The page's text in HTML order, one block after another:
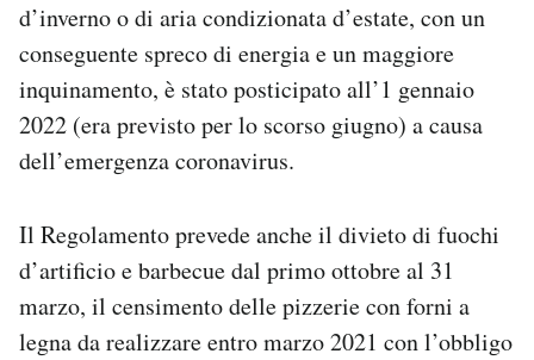
d’inverno o di aria condizionata d’estate, con un
conseguente spreco di energia e un maggiore
inquinamento, è stato posticipato all’1 gennaio
2022 (era previsto per lo scorso giugno) a causa
dell’emergenza coronavirus.
Il Regolamento prevede anche il divieto di fuochi
d’artificio e barbecue dal primo ottobre al 31
marzo, il censimento delle pizzerie con forni a
legna da realizzare entro marzo 2021 con l’obbligo